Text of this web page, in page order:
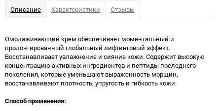
Описание Характеристики Отзывы
Омолаживающий крем обеспечивает моментальный и
пролонгированный глобальный лифтинговый эффект.
Восстанавливает увлажнение и сияние кожи. Содержит высокую
концентрацию активных ингредиентов и пептиды последнего
поколения, которые уменьшают выраженность морщин,
восстанавливают плотность, упругость и гибкость кожи.
Способ применения: